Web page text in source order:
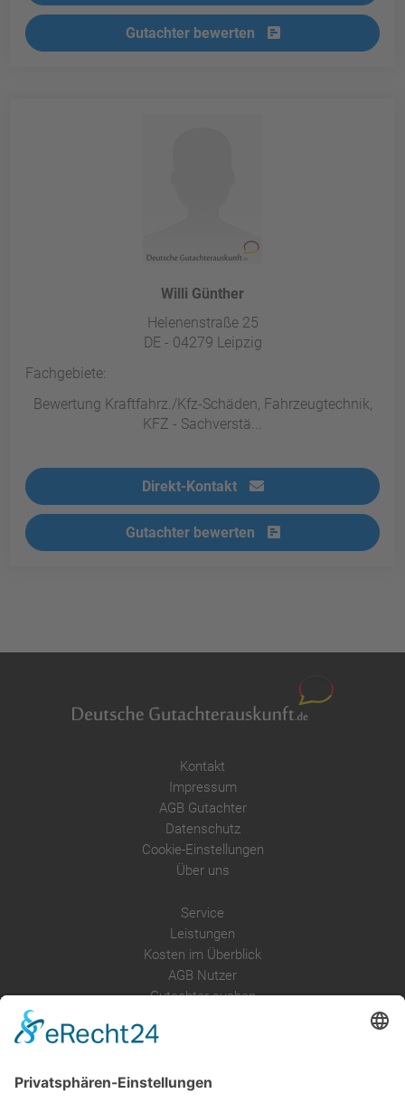
Gutachter bewerten
Willi Günther
Helenenstraße 25
DE - 04279 Leipzig
Fachgebiete:
Bewertung Kraftfahrz./Kfz-Schäden, Fahrzeugtechnik,
KFZ - Sachverstä...
Direkt-Kontakt
Gutachter bewerten
Kontakt
Impressum
AGB Gutachter
Datenschutz
Cookie-Einstellungen
Über uns
Service
Leistungen
Kosten im Überblick
AGB Nutzer
Gutachter suchen
Anfrage